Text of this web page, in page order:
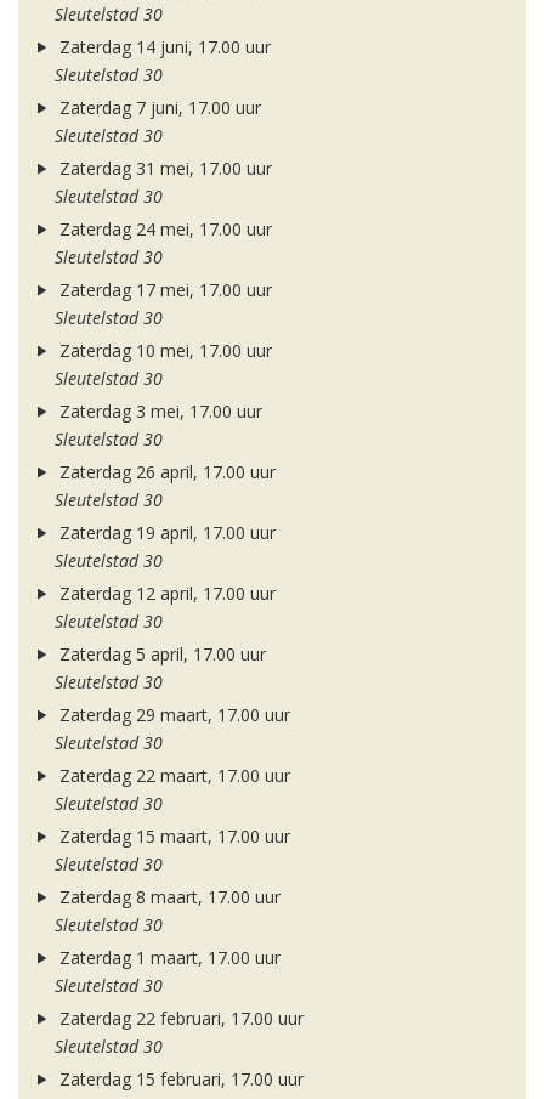
Sleutelstad 30
Zaterdag 14 juni, 17.00 uur
Sleutelstad 30
Zaterdag 7 juni, 17.00 uur
Sleutelstad 30
Zaterdag 31 mei, 17.00 uur
Sleutelstad 30
Zaterdag 24 mei, 17.00 uur
Sleutelstad 30
Zaterdag 17 mei, 17.00 uur
Sleutelstad 30
Zaterdag 10 mei, 17.00 uur
Sleutelstad 30
Zaterdag 3 mei, 17.00 uur
Sleutelstad 30
Zaterdag 26 april, 17.00 uur
Sleutelstad 30
Zaterdag 19 april, 17.00 uur
Sleutelstad 30
Zaterdag 12 april, 17.00 uur
Sleutelstad 30
Zaterdag 5 april, 17.00 uur
Sleutelstad 30
Zaterdag 29 maart, 17.00 uur
Sleutelstad 30
Zaterdag 22 maart, 17.00 uur
Sleutelstad 30
Zaterdag 15 maart, 17.00 uur
Sleutelstad 30
Zaterdag 8 maart, 17.00 uur
Sleutelstad 30
Zaterdag 1 maart, 17.00 uur
Sleutelstad 30
Zaterdag 22 februari, 17.00 uur
Sleutelstad 30
Zaterdag 15 februari, 17.00 uur